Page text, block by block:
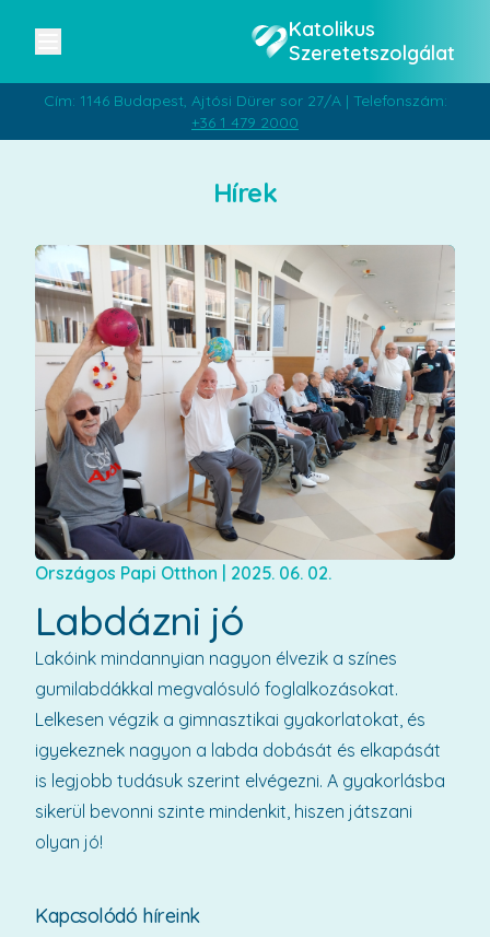
Katolikus
Szeretetszolgálat
Cím: 1146 Budapest, Ajtósi Dürer sor 27/A | Telefonszám:
+36 1 479 2000
Hírek
Kapcsolódó híreink
Országos Papi Otthon | 2025. 06. 02.
Labdázni jó
Lakóink mindannyian nagyon élvezik a színes
gumilabdákkal megvalósuló foglalkozásokat.
Lelkesen végzik a gimnasztikai gyakorlatokat, és
igyekeznek nagyon a labda dobását és elkapását
is legjobb tudásuk szerint elvégezni. A gyakorlásba
sikerül bevonni szinte mindenkit, hiszen játszani
olyan jó!